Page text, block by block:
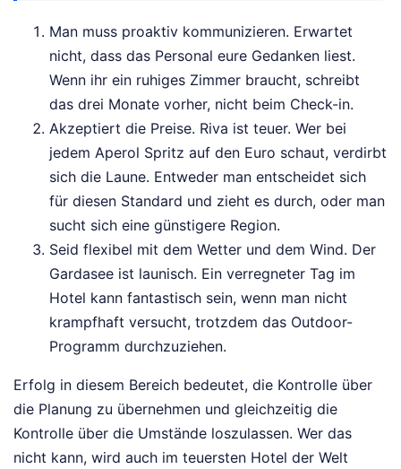
Man muss proaktiv kommunizieren. Erwartet
nicht, dass das Personal eure Gedanken liest.
Wenn ihr ein ruhiges Zimmer braucht, schreibt
das drei Monate vorher, nicht beim Check-in.
Akzeptiert die Preise. Riva ist teuer. Wer bei
jedem Aperol Spritz auf den Euro schaut, verdirbt
sich die Laune. Entweder man entscheidet sich
für diesen Standard und zieht es durch, oder man
sucht sich eine günstigere Region.
Seid flexibel mit dem Wetter und dem Wind. Der
Gardasee ist launisch. Ein verregneter Tag im
Hotel kann fantastisch sein, wenn man nicht
krampfhaft versucht, trotzdem das Outdoor-
Programm durchzuziehen.
Erfolg in diesem Bereich bedeutet, die Kontrolle über
die Planung zu übernehmen und gleichzeitig die
Kontrolle über die Umstände loszulassen. Wer das
nicht kann, wird auch im teuersten Hotel der Welt